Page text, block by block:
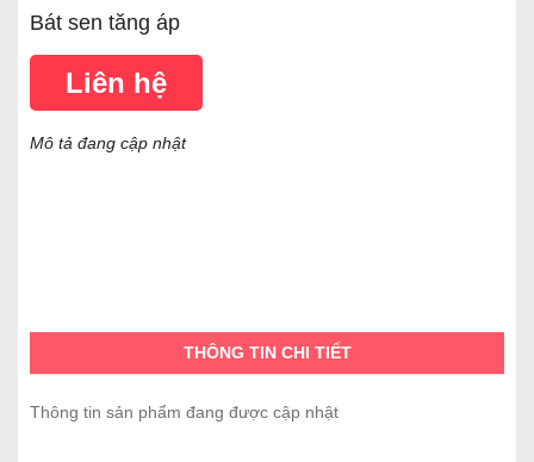
Bát sen tăng áp
Liên hệ
Mô tả đang cập nhật
THÔNG TIN CHI TIẾT
Thông tin sản phẩm đang được cập nhật